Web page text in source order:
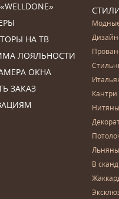
НА ТВ
ЛОЯЛЬНОСТИ
ОКНА
ЗАКАЗ
Кантри
В